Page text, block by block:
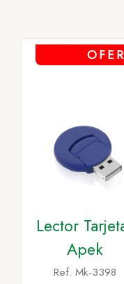
Lector
Apek
Ref. Mk-3398